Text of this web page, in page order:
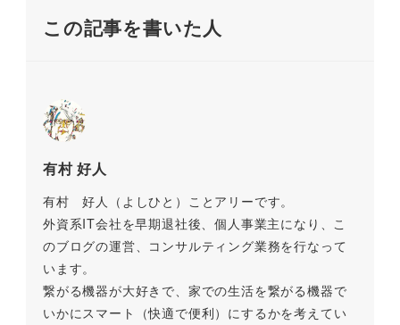
k
この記事を書いた人
有村 好人
有村 好人（よしひと）ことアリーです。
外資系IT会社を早期退社後、個人事業主になり、こ
のブログの運営、コンサルティング業務を行なって
います。
繋がる機器が大好きで、家での生活を繋がる機器で
いかにスマート（快適で便利）にするかを考えてい